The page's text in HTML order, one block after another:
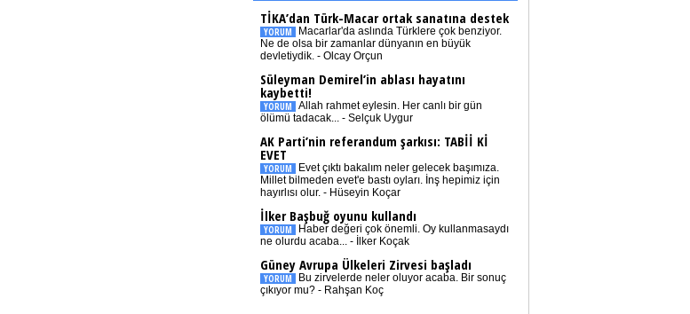
TİKA’dan Türk-Macar ortak sanatına destek
YORUM
Macarlar'da aslında Türklere çok benziyor.
Ne de olsa bir zamanlar dünyanın en büyük
devletiydik. - Olcay Orçun
Süleyman Demirel’in ablası hayatını
kaybetti!
YORUM Allah rahmet eylesin. Her canlı bir gün
ölümü tadacak... - Selçuk Uygur
AK Parti’nin referandum şarkısı: TABİİ Kİ
EVET
YORUM
Evet çıktı bakalım neler gelecek başımıza.
Millet bilmeden evet'e bastı oyları. İnş hepimiz için
hayırlısı olur. - Hüseyin Koçar
İlker Başbuğ oyunu kullandı
YORUM
Haber değeri çok önemli. Oy kullanmasaydı
ne olurdu acaba... - İlker Koçak
Güney Avrupa Ülkeleri Zirvesi başladı
YORUM
Bu zirvelerde neler oluyor acaba. Bir sonuç
çıkıyor mu? - Rahşan Koç